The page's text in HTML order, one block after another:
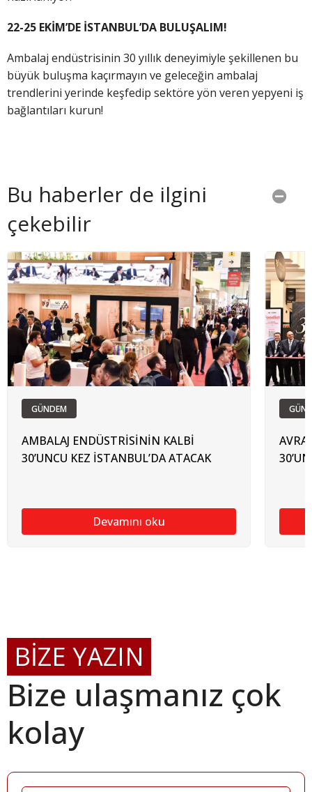
22-25 EKİM’DE İSTANBUL’DA BULUŞALIM!
Ambalaj endüstrisinin 30 yıllık deneyimiyle şekillenen bu
büyük buluşma kaçırmayın ve geleceğin ambalaj
trendlerini yerinde keşfedip sektöre yön veren yepyeni iş
bağlantıları kurun!
Bu haberler de ilgini
çekebilir
GÜNDEM
AMBALAJ ENDÜSTRİSİNİN KALBİ
30’UNCU KEZ İSTANBUL’DA ATACAK
Devamını oku
BİZE YAZIN
Bize ulaşmanız çok
kolay